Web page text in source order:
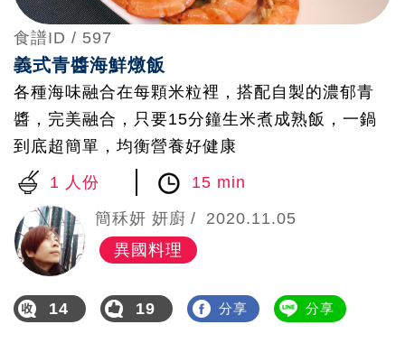
食譜ID / 597
義式青醬海鮮燉飯
各種海味融合在每顆米粒裡，搭配自製的濃郁青
醬，完美融合，只要15分鐘生米煮成熟飯，一鍋
到底超簡單，均衡營養好健康
1 人份
15 min
簡秝妍 妍廚
2020.11.05
異國料理
14 19 分享 分享